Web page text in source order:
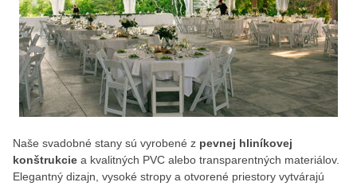
Naše svadobné stany sú vyrobené z pevnej hliníkovej
konštrukcie a kvalitných PVC alebo transparentných materiálov.
Elegantný dizajn, vysoké stropy a otvorené priestory vytvárajú